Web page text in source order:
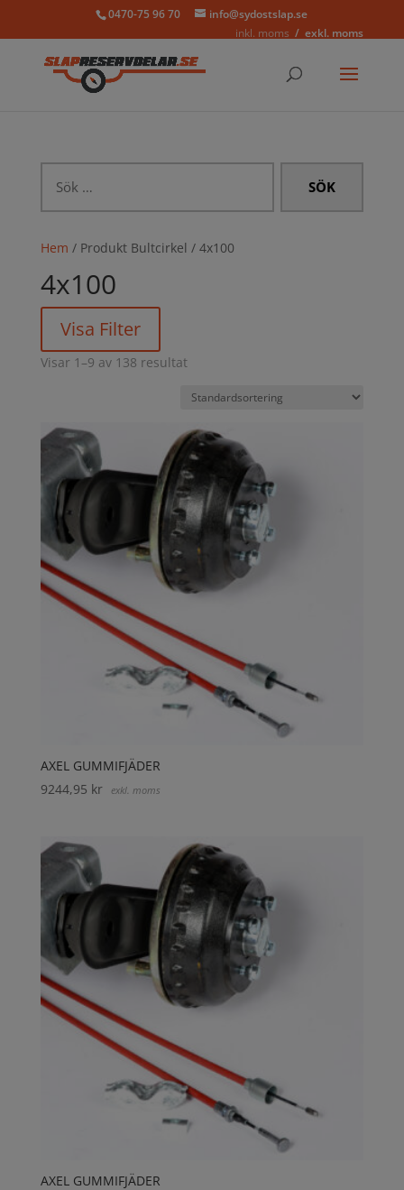
0470-75 96 70
info@sydostslap.se
inkl. moms
exkl. moms
efter:
Hem / Produkt Bultcirkel / 4x100
4x100
Visa Filter
Visar 1–9 av 138 resultat
AXEL GUMMIFJÄDER
9244,95 kr exkl. moms
AXEL GUMMIFJÄDER